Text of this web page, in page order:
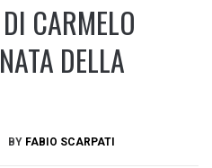
CARMELO
DELLA
BY FABIO SCARPATI